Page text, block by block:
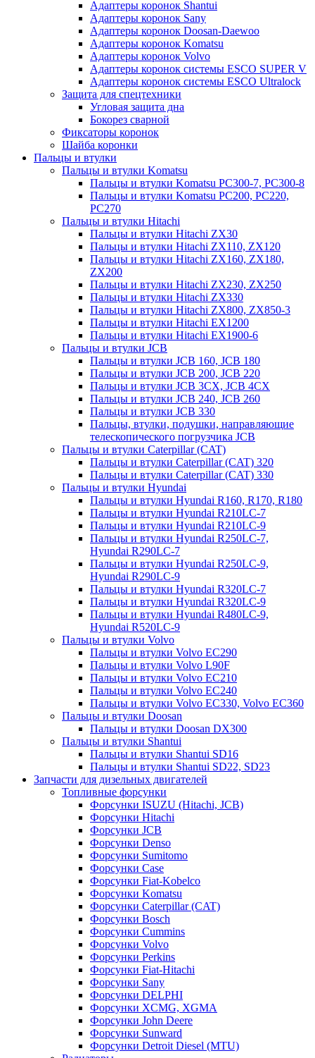
Адаптеры коронок Shantui
Адаптеры коронок Sany
Адаптеры коронок Doosan-Daewoo
Адаптеры коронок Komatsu
Адаптеры коронок Volvo
Адаптеры коронок системы ESCO SUPER V
Адаптеры коронок системы ESCO Ultralock
Защита для спецтехники
Угловая защита дна
Бокорез сварной
Фиксаторы коронок
Шайба коронки
Пальцы и втулки
Пальцы и втулки Komatsu
Пальцы и втулки Komatsu PC300-7, PC300-8
Пальцы и втулки Komatsu PC200, PC220,
PC270
Пальцы и втулки Hitachi
Пальцы и втулки Hitachi ZX30
Пальцы и втулки Hitachi ZX110, ZX120
Пальцы и втулки Hitachi ZX160, ZX180,
ZX200
Пальцы и втулки Hitachi ZX230, ZX250
Пальцы и втулки Hitachi ZX330
Пальцы и втулки Hitachi ZX800, ZX850-3
Пальцы и втулки Hitachi EX1200
Пальцы и втулки Hitachi EX1900-6
Пальцы и втулки JCB
Пальцы и втулки JCB 160, JCB 180
Пальцы и втулки JCB 200, JCB 220
Пальцы и втулки JCB 3CX, JCB 4CX
Пальцы и втулки JCB 240, JCB 260
Пальцы и втулки JCB 330
Пальцы, втулки, подушки, направляющие
телескопического погрузчика JCB
Пальцы и втулки Caterpillar (CAT)
Пальцы и втулки Caterpillar (CAT) 320
Пальцы и втулки Caterpillar (CAT) 330
Пальцы и втулки Hyundai
Пальцы и втулки Hyundai R160, R170, R180
Пальцы и втулки Hyundai R210LC-7
Пальцы и втулки Hyundai R210LC-9
Пальцы и втулки Hyundai R250LC-7,
Hyundai R290LC-7
Пальцы и втулки Hyundai R250LC-9,
Hyundai R290LC-9
Пальцы и втулки Hyundai R320LC-7
Пальцы и втулки Hyundai R320LC-9
Пальцы и втулки Hyundai R480LC-9,
Hyundai R520LC-9
Пальцы и втулки Volvo
Пальцы и втулки Volvo EC290
Пальцы и втулки Volvo L90F
Пальцы и втулки Volvo EC210
Пальцы и втулки Volvo EC240
Пальцы и втулки Volvo EC330, Volvo EC360
Пальцы и втулки Doosan
Пальцы и втулки Doosan DX300
Пальцы и втулки Shantui
Пальцы и втулки Shantui SD16
Пальцы и втулки Shantui SD22, SD23
Запчасти для дизельных двигателей
Топливные форсунки
Форсунки ISUZU (Hitachi, JCB)
Форсунки Hitachi
Форсунки JCB
Форсунки Denso
Форсунки Sumitomo
Форсунки Case
Форсунки Fiat-Kobelco
Форсунки Komatsu
Форсунки Caterpillar (CAT)
Форсунки Bosch
Форсунки Cummins
Форсунки Volvo
Форсунки Perkins
Форсунки Fiat-Hitachi
Форсунки Sany
Форсунки DELPHI
Форсунки XCMG, XGMA
Форсунки John Deere
Форсунки Sunward
Форсунки Detroit Diesel (MTU)